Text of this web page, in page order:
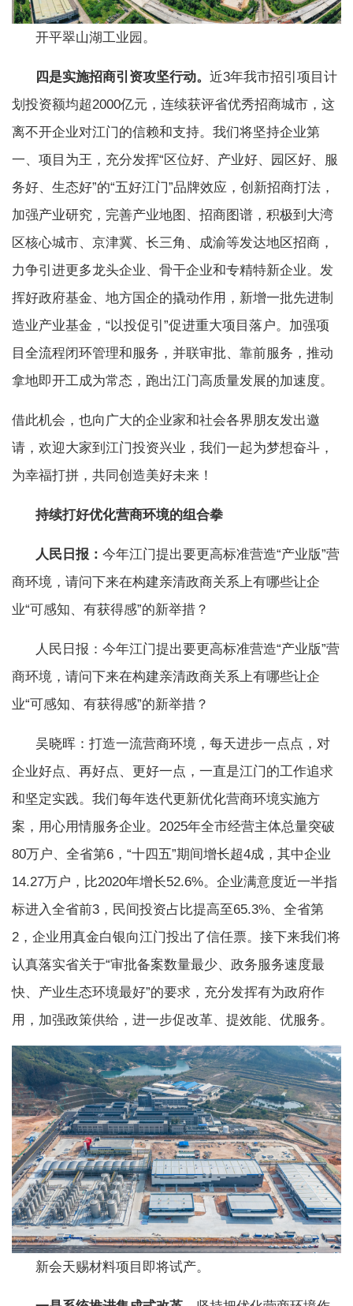
开平翠山湖工业园。
四是实施招商引资攻坚行动。 近3年我市招引项目计
划投资额均超2000亿元，连续获评省优秀招商城市，这
离不开企业对江门的信赖和支持。我们将坚持企业第
一、项目为王，充分发挥“区位好、产业好、园区好、服
务好、生态好”的“五好江门”品牌效应，创新招商打法，
加强产业研究，完善产业地图、招商图谱，积极到大湾
区核心城市、京津冀、长三角、成渝等发达地区招商，
力争引进更多龙头企业、骨干企业和专精特新企业。发
挥好政府基金、地方国企的撬动作用，新增一批先进制
造业产业基金，“以投促引”促进重大项目落户。加强项
目全流程闭环管理和服务，并联审批、靠前服务，推动
拿地即开工成为常态，跑出江门高质量发展的加速度。
借此机会，也向广大的企业家和社会各界朋友发出邀
请，欢迎大家到江门投资兴业，我们一起为梦想奋斗，
为幸福打拼，共同创造美好未来！
持续打好优化营商环境的组合拳
人民日报： 今年江门提出要更高标准营造“产业版”营
商环境，请问下来在构建亲清政商关系上有哪些让企
业“可感知、有获得感”的新举措？
人民日报：今年江门提出要更高标准营造“产业版”营
商环境，请问下来在构建亲清政商关系上有哪些让企
业“可感知、有获得感”的新举措？
吴晓晖：打造一流营商环境，每天进步一点点，对
企业好点、再好点、更好一点，一直是江门的工作追求
和坚定实践。我们每年迭代更新优化营商环境实施方
案，用心用情服务企业。2025年全市经营主体总量突破
80万户、全省第6，“十四五”期间增长超4成，其中企业
14.27万户，比2020年增长52.6%。企业满意度近一半指
标进入全省前3，民间投资占比提高至65.3%、全省第
2，企业用真金白银向江门投出了信任票。接下来我们将
认真落实省关于“审批备案数量最少、政务服务速度最
快、产业生态环境最好”的要求，充分发挥有为政府作
用，加强政策供给，进一步促改革、提效能、优服务。
新会天赐材料项目即将试产。